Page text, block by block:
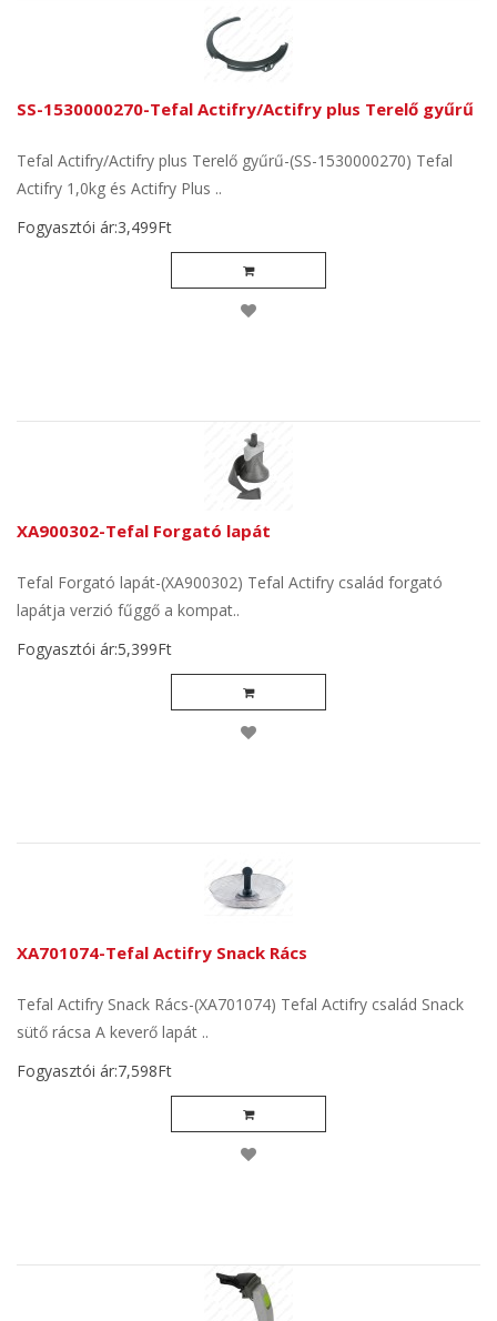
SS-1530000270-Tefal Actifry/Actifry plus Terelő gyűrű
Tefal Actifry/Actifry plus Terelő gyűrű-(SS-1530000270) Tefal
Actifry 1,0kg és Actifry Plus ..
Fogyasztói ár:3,499Ft
XA900302-Tefal Forgató lapát
Tefal Forgató lapát-(XA900302) Tefal Actifry család forgató
lapátja verzió fűggő a kompat..
Fogyasztói ár:5,399Ft
XA701074-Tefal Actifry Snack Rács
Tefal Actifry Snack Rács-(XA701074) Tefal Actifry család Snack
sütő rácsa A keverő lapát ..
Fogyasztói ár:7,598Ft